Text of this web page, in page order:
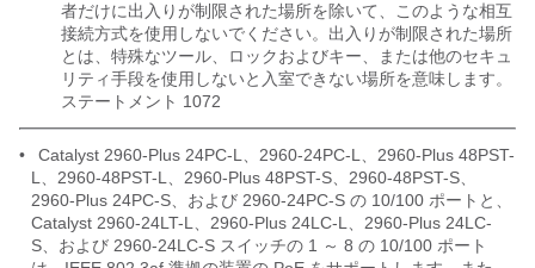
者だけに出入りが制限された場所を除いて、このような相互
接続方式を使用しないでください。出入りが制限された場所
とは、特殊なツール、ロックおよびキー、または他のセキュ
リティ手段を使用しないと入室できない場所を意味します。
ステートメント 1072
•
Catalyst 2960-Plus 24PC-L、2960-24PC-L、2960-Plus 48PST-
L、2960-48PST-L、2960-Plus 48PST-S、2960-48PST-S、
2960-Plus 24PC-S、および 2960-24PC-S の 10/100 ポートと、
Catalyst 2960-24LT-L、2960-Plus 24LC-L、2960-Plus 24LC-
S、および 2960-24LC-S スイッチの 1 ～ 8 の 10/100 ポート